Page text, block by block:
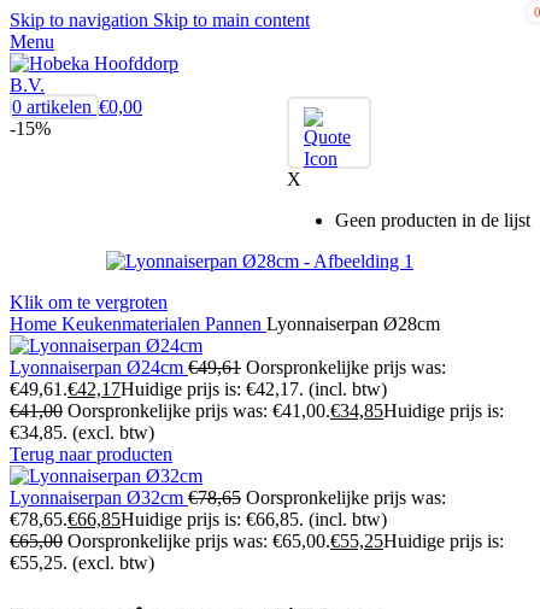
Skip to navigation Skip to main content
Menu
0
X
Geen producten in de lijst
0 artikelen €0,00
-15%
Klik om te vergroten
Home Keukenmaterialen Pannen Lyonnaiserpan Ø28cm
Lyonnaiserpan Ø24cm €49,61 Oorspronkelijke prijs was:
€49,61.€42,17Huidige prijs is: €42,17. (incl. btw)
€41,00 Oorspronkelijke prijs was: €41,00.€34,85Huidige prijs is:
€34,85. (excl. btw)
Terug naar producten
Lyonnaiserpan Ø32cm €78,65 Oorspronkelijke prijs was:
€78,65.€66,85Huidige prijs is: €66,85. (incl. btw)
€65,00 Oorspronkelijke prijs was: €65,00.€55,25Huidige prijs is:
€55,25. (excl. btw)